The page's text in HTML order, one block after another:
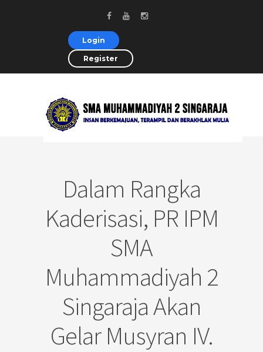
Login
Register
Dalam Rangka
Kaderisasi, PR IPM
SMA
Muhammadiyah 2
Singaraja Akan
Gelar Musyran IV.